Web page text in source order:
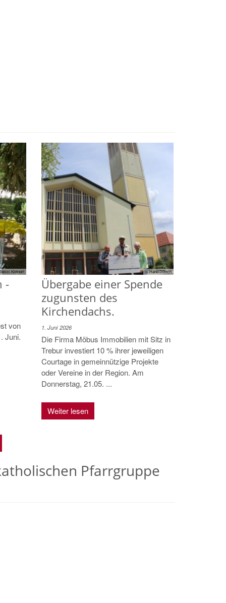
Kleinort
-
von
Juni.
© Hand Dötsch
Übergabe einer Spende
zugunsten des
Kirchendachs.
1. Juni 2026
Die Firma Möbus Immobilien mit Sitz in
Trebur investiert 10 % ihrer jeweiligen
Courtage in gemeinnützige Projekte
oder Vereine in der Region. Am
Donnerstag, 21.05. ...
Weiter lesen
Pfarrgruppe